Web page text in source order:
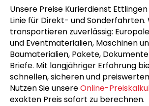
Unsere Preise Kurierdienst
Linie für Direkt- und Sonderfahrten.
transportieren zuverlässig:
und Eventmaterialien, Maschinen
Baumaterialien, Pakete,
Briefe. Mit langjähriger Erfahrung
schnellen, sicheren und
Nutzen Sie unsereOnline-
exakten Preis sofort zu berechnen.